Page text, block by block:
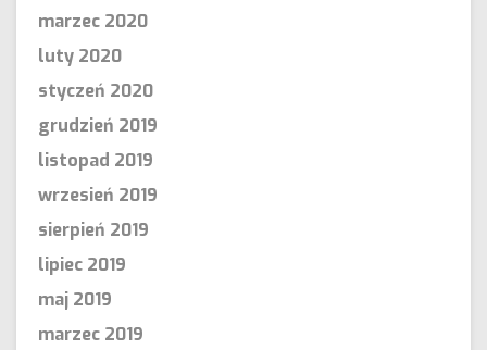
marzec 2020
luty 2020
styczeń 2020
grudzień 2019
listopad 2019
wrzesień 2019
sierpień 2019
lipiec 2019
maj 2019
marzec 2019